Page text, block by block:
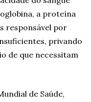
a proteína
responsável por
privando
de que necessitam
de Saúde,